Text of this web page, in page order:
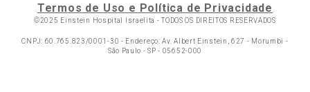
Termos de Uso e Política de Privacidade
©2025 Einstein Hospital Israelita -TODOS OS DIREITOS RESERVADOS
CNPJ: 60.765.823/0001-30 - Endereço: Av. Albert Einstein, 627 - Morumbi -
São Paulo - SP - 05652-000